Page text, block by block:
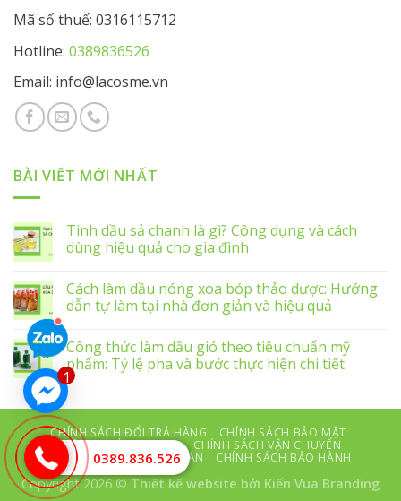
Mã số thuế: 0316115712
Hotline: 0389836526
Email: info@lacosme.vn
BÀI VIẾT MỚI NHẤT
Tinh dầu sả chanh là gì? Công dụng và cách
dùng hiệu quả cho gia đình
Cách làm dầu nóng xoa bóp thảo dược: Hướng
dẫn tự làm tại nhà đơn giản và hiệu quả
Công thức làm dầu gió theo tiêu chuẩn mỹ
phẩm: Tỷ lệ pha và bước thực hiện chi tiết
CHÍNH SÁCH ĐỔI TRẢ HÀNG
CHÍNH SÁCH BẢO MẬT
ĐIỀU KHOẢN DỊCH VỤ
CHÍNH SÁCH VẬN CHUYỂN
CHÍNH SÁCH THANH TOÁN
CHÍNH SÁCH BẢO HÀNH
Copyright 2026 © Thiết kế website bởi Kiến Vua Branding
0389.836.526
1